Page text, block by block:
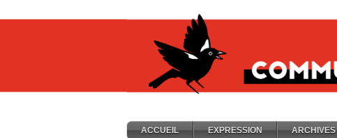
ACCUEIL EXPRESSION ARCHIVES